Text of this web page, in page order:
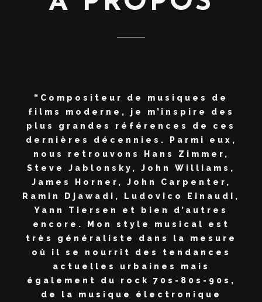
“Compositeur de musiques de
films moderne, je m’inspire des
plus grandes références de ces
dernières décennies. Parmi eux,
nous retrouvons Hans Zimmer,
Steve Jablonsky, John Williams,
James Horner, John Carpenter,
Ramin Djawadi, Ludovico Einaudi,
Yann Tiersen et bien d’autres
encore. Mon style musical est
très généraliste dans la mesure
où il se nourrit des tendances
actuelles urbaines mais
également du rock 70s-80s-90s,
de la musique électronique